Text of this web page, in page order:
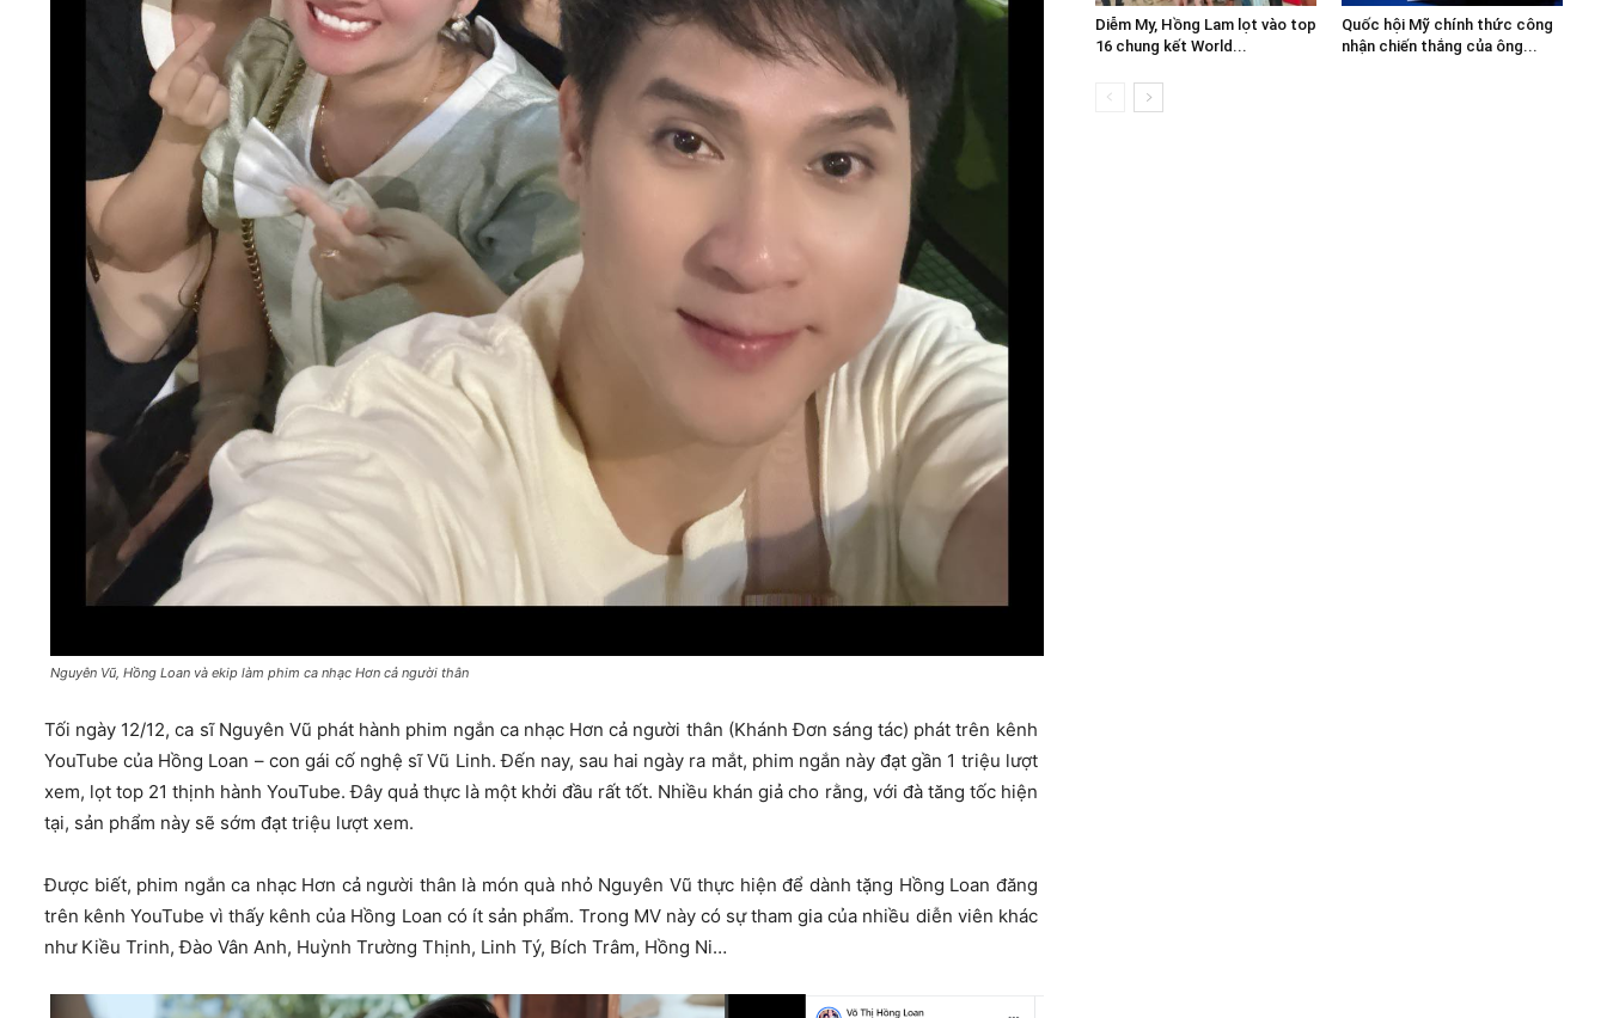
Nguyên Vũ, Hồng Loan và ekip làm phim ca nhạc Hơn cả người thân
Tối ngày 12/12, ca sĩ Nguyên Vũ phát hành phim ngắn ca nhạc Hơn cả người thân (Khánh Đơn sáng tác) phát trên kênh
YouTube của Hồng Loan – con gái cố nghệ sĩ Vũ Linh. Đến nay, sau hai ngày ra mắt, phim ngắn này đạt gần 1 triệu lượt
xem, lọt top 21 thịnh hành YouTube. Đây quả thực là một khởi đầu rất tốt. Nhiều khán giả cho rằng, với đà tăng tốc hiện
tại, sản phẩm này sẽ sớm đạt triệu lượt xem.
Được biết, phim ngắn ca nhạc Hơn cả người thân là món quà nhỏ Nguyên Vũ thực hiện để dành tặng Hồng Loan đăng
trên kênh YouTube vì thấy kênh của Hồng Loan có ít sản phẩm. Trong MV này có sự tham gia của nhiều diễn viên khác
như Kiều Trinh, Đào Vân Anh, Huỳnh Trường Thịnh, Linh Tý, Bích Trâm, Hồng Ni…
Diễm My, Hồng Lam lọt vào top
16 chung kết World...
Quốc hội Mỹ chính thức công
nhận chiến thắng của ông...